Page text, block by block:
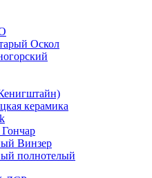
Оскол
керамика
Винзер
полнотелый